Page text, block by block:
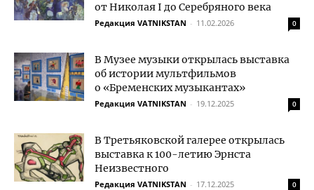
от Николая I до Серебряного века
Редакция VATNIKSTAN - 11.02.2026 0
В Музее музыки открылась выставка
об истории мультфильмов
о «Бременских музыкантах»
Редакция VATNIKSTAN - 19.12.2025 0
В Третьяковской галерее открылась
выставка к 100-летию Эрнста
Неизвестного
Редакция VATNIKSTAN - 17.12.2025 0